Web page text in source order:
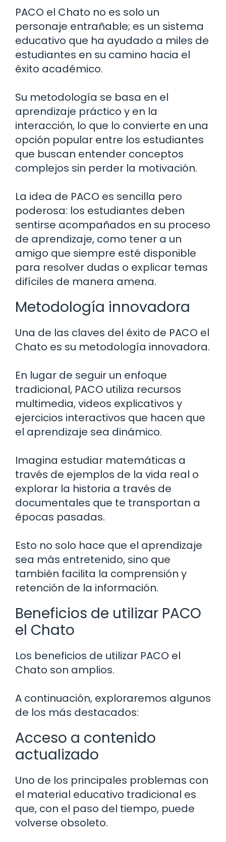
PACO el Chato no es solo un
personaje entrañable; es un sistema
educativo que ha ayudado a miles de
estudiantes en su camino hacia el
éxito académico.
Su metodología se basa en el
aprendizaje práctico y en la
interacción, lo que lo convierte en una
opción popular entre los estudiantes
que buscan entender conceptos
complejos sin perder la motivación.
La idea de PACO es sencilla pero
poderosa: los estudiantes deben
sentirse acompañados en su proceso
de aprendizaje, como tener a un
amigo que siempre esté disponible
para resolver dudas o explicar temas
difíciles de manera amena.
Metodología innovadora
Una de las claves del éxito de PACO el
Chato es su metodología innovadora.
En lugar de seguir un enfoque
tradicional, PACO utiliza recursos
multimedia, videos explicativos y
ejercicios interactivos que hacen que
el aprendizaje sea dinámico.
Imagina estudiar matemáticas a
través de ejemplos de la vida real o
explorar la historia a través de
documentales que te transportan a
épocas pasadas.
Esto no solo hace que el aprendizaje
sea más entretenido, sino que
también facilita la comprensión y
retención de la información.
Beneficios de utilizar PACO
el Chato
Los beneficios de utilizar PACO el
Chato son amplios.
A continuación, exploraremos algunos
de los más destacados:
Acceso a contenido
actualizado
Uno de los principales problemas con
el material educativo tradicional es
que, con el paso del tiempo, puede
volverse obsoleto.